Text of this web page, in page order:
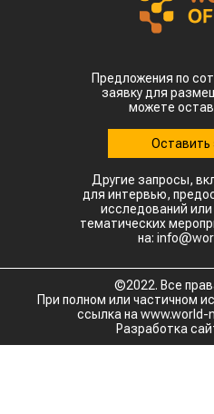
Предложения по
заявку для
можете
Оставить
Другие запросы,
для интервью,
исследований
тематических
на:
©2022. Все
При полном или частичном
ссылка на www.world-
Разработка